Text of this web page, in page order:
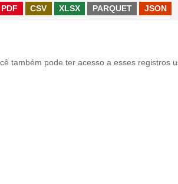
PDF CSV XLSX PARQUET JSON
também pode ter acesso a esses registros